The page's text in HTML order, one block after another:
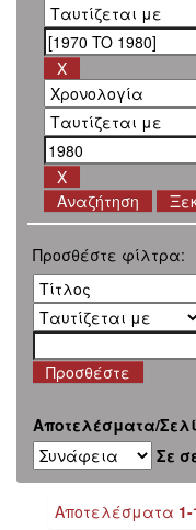
Προσθέστε φίλτρα:
Αποτελέσματα/
Σε
Αποτελέσματα 1-